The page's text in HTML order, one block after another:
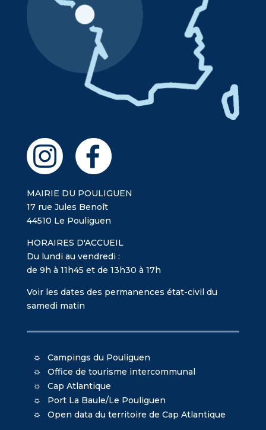
MAIRIE DU POULIGUEN
17 rue Jules Benoît
44510 Le Pouliguen
HORAIRES D'ACCUEIL
Du lundi au vendredi :
de 9h à 11h45 et de 13h30 à 17h
Voir les dates des permanences état-civil du
samedi matin
Campings du Pouliguen
Office de tourisme intercommunal
Cap Atlantique
Port La Baule/Le Pouliguen
Open data du territoire de Cap Atlantique